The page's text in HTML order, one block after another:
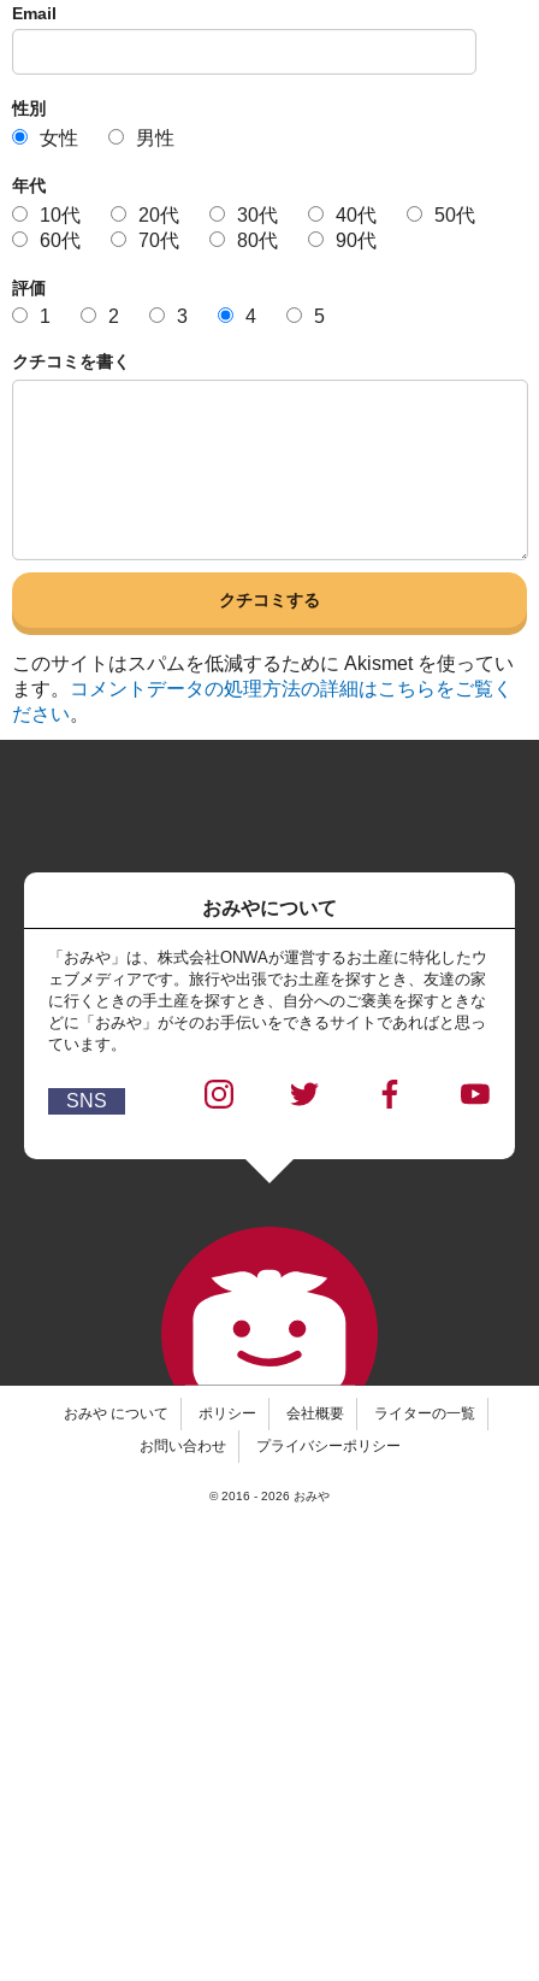
Email
性別
女性 男性
年代
10代 20代 30代 40代
50代
60代
70代 80代 90代
評価
1 2 3 4 5
クチコミを書く
このサイトはスパムを低減するために Akismet を使ってい
ます。
コメントデータの処理方法の詳細はこちらをご覧く
ださい。
おみやについて
「おみや」は、株式会社ONWAが運営するお土産に特化したウ
ェブメディアです。旅行や出張でお土産を探すとき、友達の家
に行くときの手土産を探すとき、自分へのご褒美を探すときな
どに「おみや」がそのお手伝いをできるサイトであればと思っ
ています。
SNS
おみや について ポリシー 会社概要
ライターの一覧
お問い合わせ
プライバシーポリシー
© 2016 - 2026 おみや